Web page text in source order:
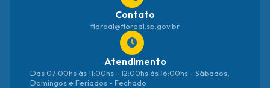
Contato
floreal@floreal.sp.gov.br
Atendimento
Das 07:00hs às 11:00hs - 12:00hs às 16:00hs - Sábados,
Domingos e Feriados - Fechado